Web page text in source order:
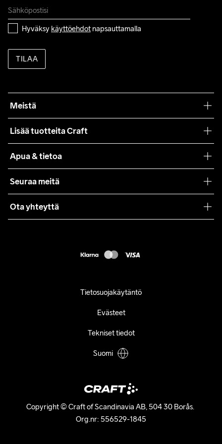
Hyväksy käyttöehdot napsauttamalla
TILAA
Meistä
Lisää tuotteita Craft
Yhteistyöt
Lehdistö
Apua & tietoa
Käyttöehdot
Asiakaspalvelu
Seuraa meitä
Ota yhteyttä
Copyright © Craft of Scandinavia AB, 504 30 Borås.
Org.nr: 556529-1845
Tietosuojakäytäntö
Evästeet
Tekniset tiedot
Suomi